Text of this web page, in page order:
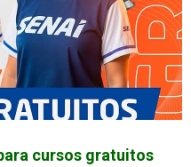
cursos gratuitos